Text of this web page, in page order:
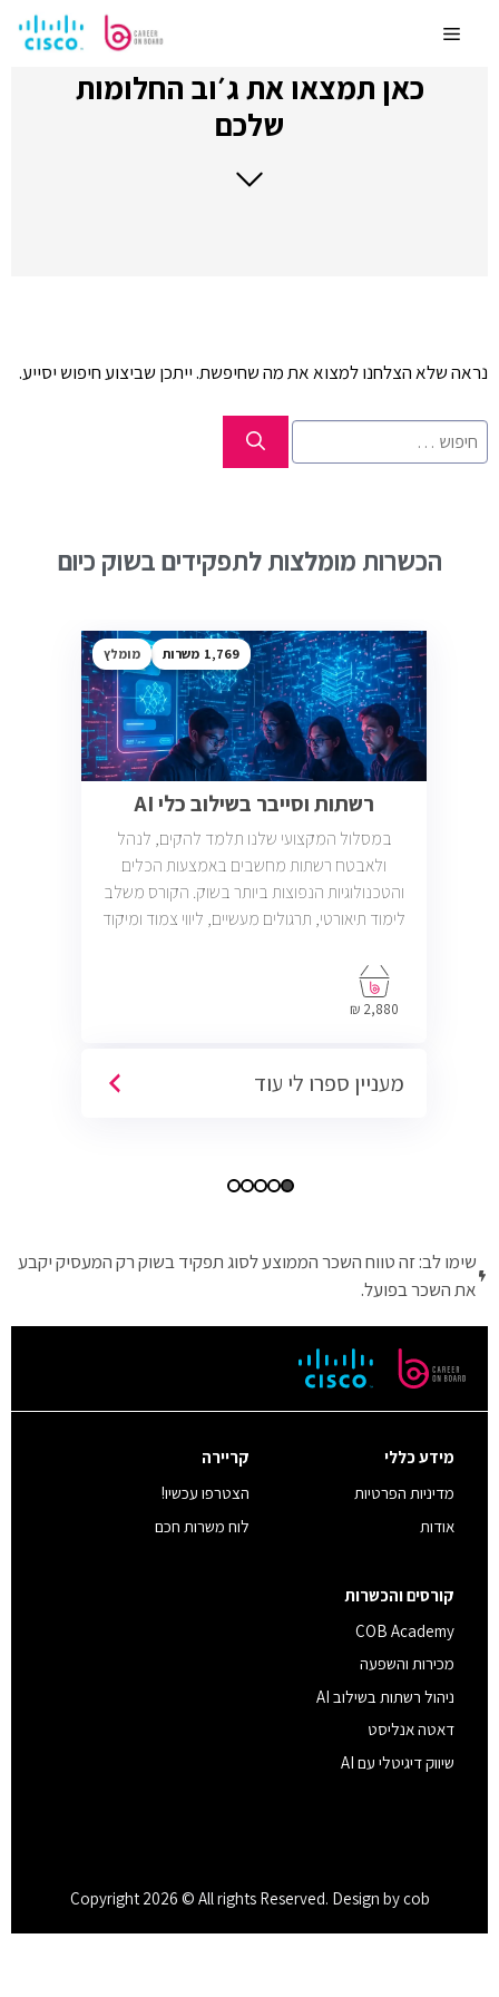
לתוכןMenu
כאן תמצאו את ג׳וב החלומות
שלכם
נראה שלא הצלחנו למצוא את מה שחיפשת. ייתכן שביצוע חיפוש יסייע.
חיפוש:
הכשרות מומלצות לתפקידים בשוק כיום
1,769 מומלץ
רשתות וסייבר בשילוב כלי AI
במסלול המקצועי שלנו תלמד להקים, לנהל
ולאבטח רשתות מחשבים באמצעות הכלים
והטכנולוגיות הנפוצות ביותר בשוק. הקורס משלב
לימוד תיאורטי, תרגולים מעשיים, ליווי צמוד ומיקוד
2,880 ₪
מעניין ספרו לי עוד
שימו לב: זה טווח השכר הממוצע לסוג תפקיד בשוק רק המעסיק יקבע
את השכר בפועל.
מידע כללי
מדיניות הפרטיות
אודות
קריירה
הצטרפו עכשיו!
לוח משרות חכם
קורסים והכשרות
COB Academy
מכירות והשפעה
ניהול רשתות בשילוב AI
דאטה אנליסט
שיווק דיגיטלי עם AI
Copyright 2026 © All rights Reserved. Design by cob